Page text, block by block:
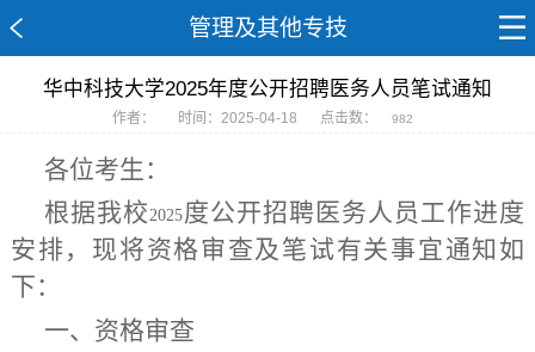
管理及其他专技
华中科技大学2025年度公开招聘医务人员笔试通知
作者： 时间：2025-04-18 点击数： 982
各位考生：
根据我校2025度公开招聘医务人员工作进度
安排，现将资格审查及笔试有关事宜通知如
下：
一、资格审查